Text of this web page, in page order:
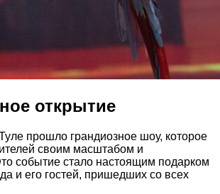
открытие
прошло грандиозное шоу, которое
своим масштабом и
событие стало настоящим подарком
и его гостей, пришедших со всех